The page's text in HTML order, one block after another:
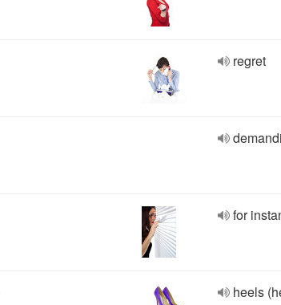
regret
for
heels